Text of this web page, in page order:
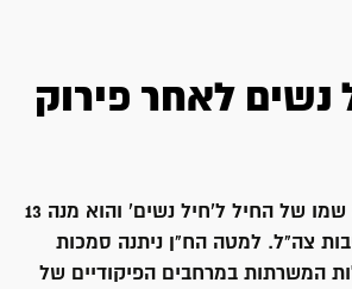
נשים לאחר פירוק
בחודש יוני 1948 שונה שמו של החיל ל'חיל נשים' והוא מנה 13
צה"ל. למטה הח"ן ניתנה סמכות
המשרתות במרחבים הפיקודיים של